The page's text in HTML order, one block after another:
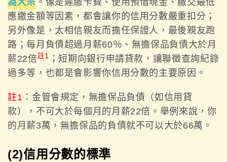
為大宗。像是遲繳卡費、使用預借現金、繳交最低
應繳金額等因素，都會讓你的信用分數嚴重扣分；
另外像是，太相信親友而擔任保證人，最後親友跑
路；每月負債超過月薪60％、無擔保品負債大於月
薪22倍註1 ；短期向銀行申請貸款，讓聯徵查詢紀錄
過多等，也都是會影響你信用分數的主要原因。
註1 ：金管會規定，無擔保品負債（如信用貸
款），不可大於每個月的月薪22倍。舉例來說，你
的月薪3萬，無擔保品的負債就不可以大於66萬。
(2)信用分數的標準